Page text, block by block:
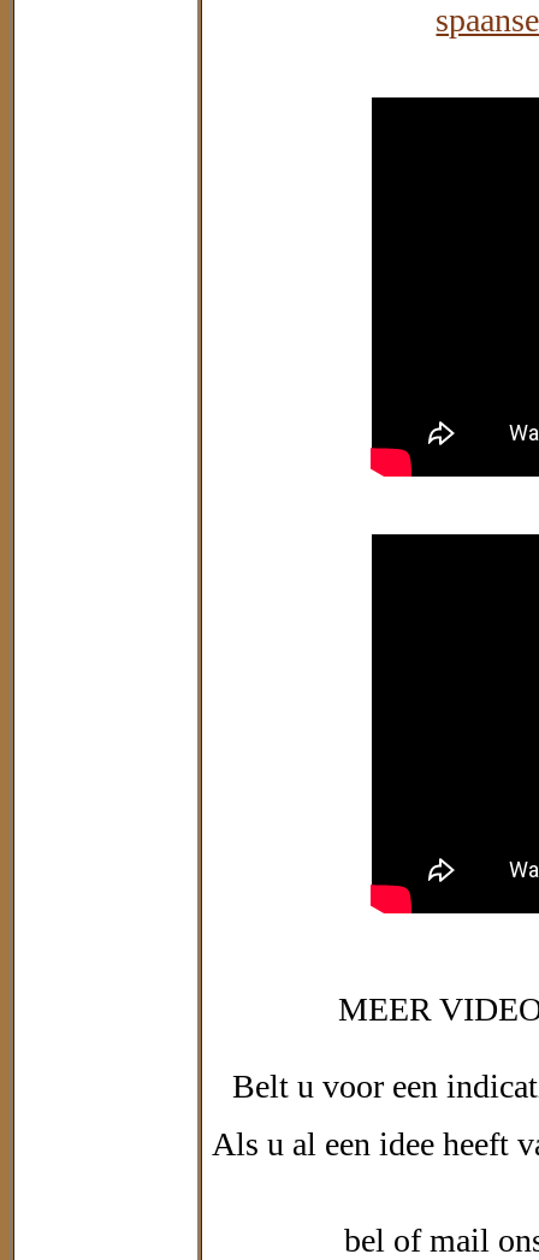
MEER
Belt u voor een
Als u al een idee heeft
bel of mail